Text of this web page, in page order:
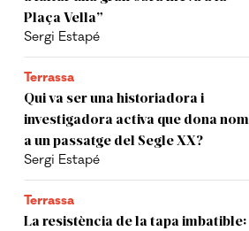
Plaça Vella”
Sergi Estapé
Terrassa
Qui va ser una historiadora i
investigadora activa que dona nom
a un passatge del Segle XX?
Sergi Estapé
Terrassa
La resistència de la tapa imbatible: